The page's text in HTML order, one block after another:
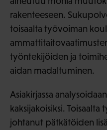
rakenteeseen.
toisaalta työvoiman
työntekijöiden ja
aidan madaltuminen.
Asiakirjassa
kaksijakoisiksi.
johtanut pätkätöiden